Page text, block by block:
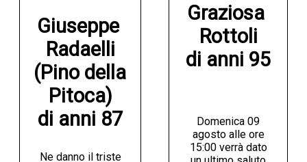
Giuseppe
Radaelli
(Pino della
Pitoca)
di anni 87
Ne danno il triste
Graziosa
Rottoli
di anni 95
Domenica 09
agosto alle ore
15:00 verrà dato